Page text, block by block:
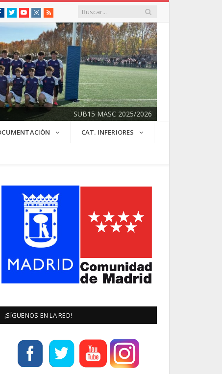
Facebook
Twitter YoutubeInstagram
RSS
SUB15 MASC 2025/2026
CAT. INFERIORES
¡SÍGUENOS EN LA RED!